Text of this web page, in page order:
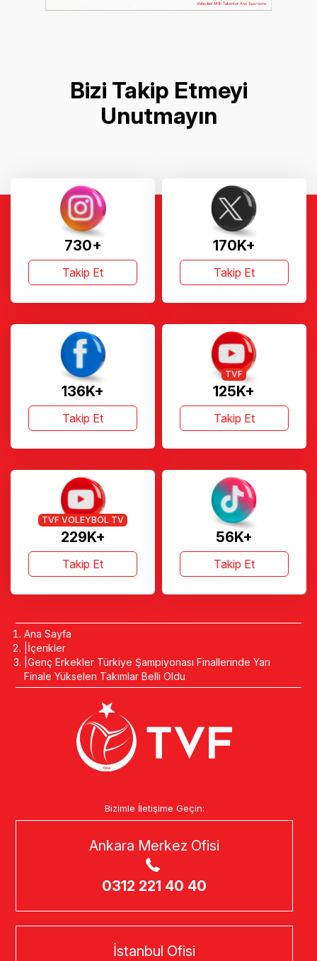
Bizi Takip Etmeyi
Unutmayın
730+
Takip Et
170K+
Takip Et
136K+
Takip Et
125K+
TVF
Takip Et
229K+
TVF VOLEYBOL TV
Takip Et
56K+
Takip Et
Ana Sayfa
İçerikler
Genç Erkekler Türkiye Şampiyonası Finallerinde Yarı
Finale Yükselen Takımlar Belli Oldu
Bizimle İletişime Geçin:
Ankara Merkez Ofisi
0312 221 40 40
İstanbul Ofisi